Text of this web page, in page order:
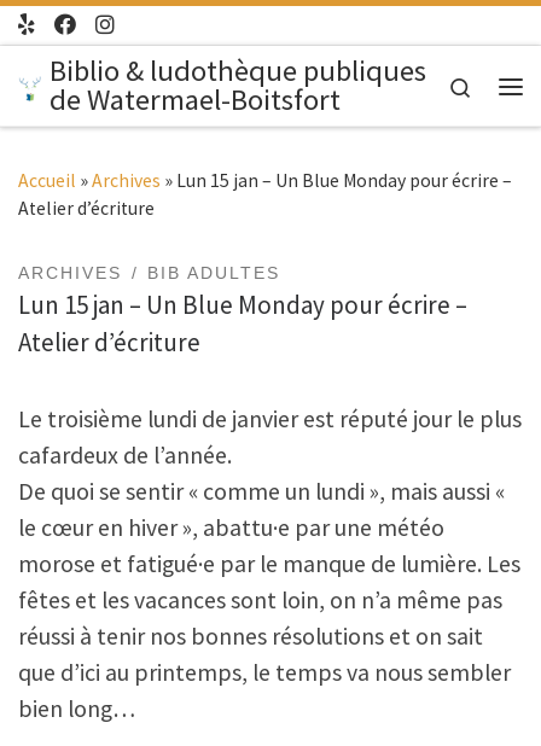
Passer au contenu
Biblio & ludothèque publiques
de Watermael-Boitsfort
Search
Accueil »Archives » Lun 15 jan – Un Blue Monday pour écrire –
Atelier d’écriture
ARCHIVES BIB ADULTES
Lun 15 jan – Un Blue Monday pour écrire –
Atelier d’écriture
Le troisième lundi de janvier est réputé jour le plus
cafardeux de l’année.
De quoi se sentir « comme un lundi », mais aussi «
le cœur en hiver », abattu·e par une météo
morose et fatigué·e par le manque de lumière. Les
fêtes et les vacances sont loin, on n’a même pas
réussi à tenir nos bonnes résolutions et on sait
que d’ici au printemps, le temps va nous sembler
bien long…